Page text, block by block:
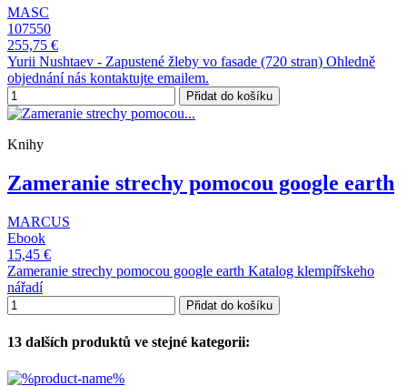
MASC
107550
255,75 €
Yurii Nushtaev - Zapustené žleby vo fasade (720 stran) Ohledně
objednání nás kontaktujte emailem.
Přidat do košíku
Knihy
Zameranie strechy pomocou google earth
MARCUS
Ebook
15,45 €
Zameranie strechy pomocou google earth Katalog klempířskeho
nářadí
Přidat do košíku
13 dalších produktů ve stejné kategorii: